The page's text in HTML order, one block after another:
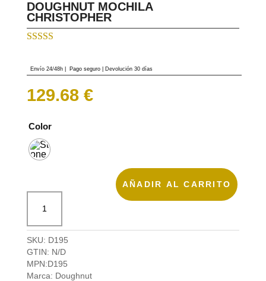
DOUGHNUT MOCHILA
CHRISTOPHER
base a
valoración de
un cliente
Envío 24/48h| Pago seguro | Devolución 30 días
129.68 €
Color
Mochila
cantidad
AÑADIR AL CARRITO
SKU: D195
GTIN: N/D
MPN:D195
Marca: Doughnut